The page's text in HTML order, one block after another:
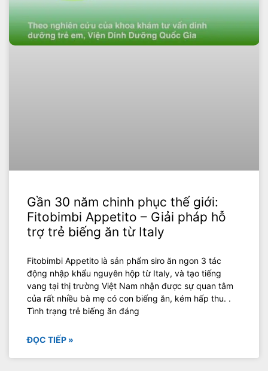
Gần 30 năm chinh phục thế giới:
Fitobimbi Appetito – Giải pháp hỗ
trợ trẻ biếng ăn từ Italy
Fitobimbi Appetito là sản phẩm siro ăn ngon 3 tác
động nhập khẩu nguyên hộp từ Italy, và tạo tiếng
vang tại thị trường Việt Nam nhận được sự quan tâm
của rất nhiều bà mẹ có con biếng ăn, kém hấp thu. .
Tình trạng trẻ biếng ăn đáng
ĐỌC TIẾP »